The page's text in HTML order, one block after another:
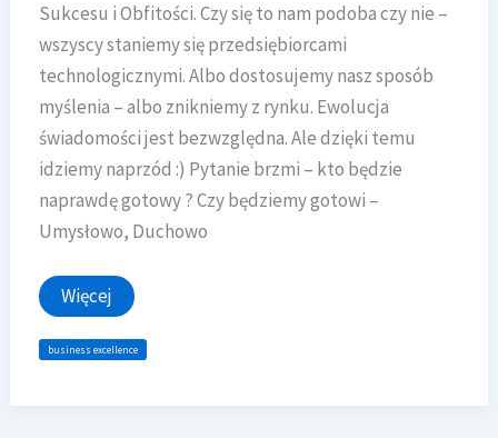
Sukcesu i Obfitości. Czy się to nam podoba czy nie –
wszyscy staniemy się przedsiębiorcami
technologicznymi. Albo dostosujemy nasz sposób
myślenia – albo znikniemy z rynku. Ewolucja
świadomości jest bezwzględna. Ale dzięki temu
idziemy naprzód :) Pytanie brzmi – kto będzie
naprawdę gotowy ? Czy będziemy gotowi –
Umysłowo, Duchowo
Business
Excellence
Więcej
business excellence